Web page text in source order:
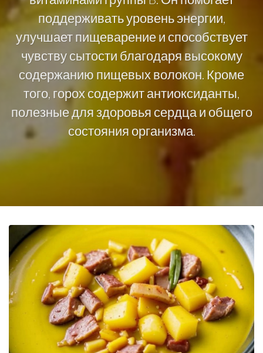
поддерживать уровень энергии,
улучшает пищеварение и способствует
чувству сытости благодаря высокому
содержанию пищевых волокон. Кроме
того, горох содержит антиоксиданты,
полезные для здоровья сердца и общего
состояния организма.